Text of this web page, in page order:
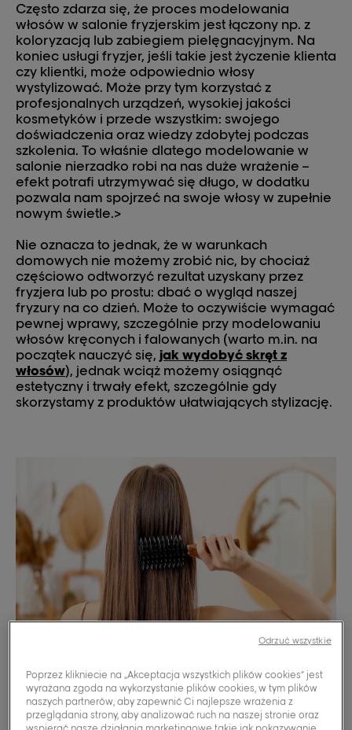
Często zdarza się, że proces modelowania
włosów w salonie fryzjerskim jest łączony np. z
koloryzacją lub zabiegiem pielęgnacyjnym. Na
koniec usługi fryzjer, jeśli takie jest życzenie klienta
czy klientki, może odpowiednio włosy
wystylizować. Może przy tym korzystać z
profesjonalnych urządzeń, wysokiej jakości
kosmetyków i przede wszystkim: swojego
doświadczenia oraz wiedzy zdobytej podczas
szkolenia. To właśnie dlatego modelowanie w
salonie nierzadko robi na nas duże wrażenie –
efekt potrafi utrzymywać się długo, w dodatku
pozwala nam spojrzeć na swoje włosy w zupełnie
nowym świetle.>
Nie oznacza to jednak, że w warunkach
domowych nie możemy zrobić nic, by chociaż
częściowo odtworzyć rezultat uzyskany przez
fryzjera lub po prostu: dbać o wygląd naszej
fryzury na co dzień. Może to oczywiście wymagać
pewnej wprawy, szczególnie przy modelowaniu
włosów kręconych i falowanych (warto m.in. na
początek nauczyć się, jak wydobyć skręt z
włosów), jednak wciąż możemy osiągnąć
estetyczny i trwały efekt, szczególnie gdy
skorzystamy z produktów ułatwiających stylizację.
Poprzez klikniecie na „Akceptacja wszystkich plików cookies” jest
wyrażana zgoda na wykorzystanie plików cookies, w tym plików
naszych partnerów, aby zapewnić Ci najlepsze wrażenia z
przeglądania strony, aby analizować ruch na naszej stronie oraz
Odrzuć wszystkie